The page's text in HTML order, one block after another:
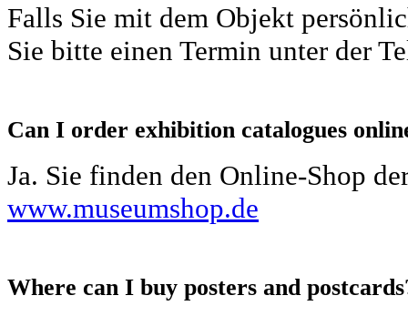
Falls Sie mit dem Objekt
Sie bitte einen Termin unter der
Can I order exhibition catalogues
Ja. Sie finden den Online-Shop
www.museumshop.de
Where can I buy posters and